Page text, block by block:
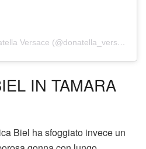
Un post condiviso da Donatella Versace (@donatella_versace)
IN TAMARA
Biel ha sfoggiato invece un